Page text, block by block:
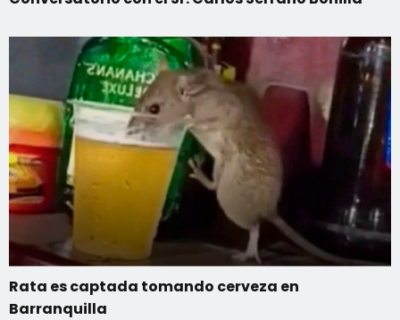
Rata es captada tomando cerveza en
Barranquilla